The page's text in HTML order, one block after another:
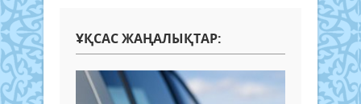
ҰҚСАС ЖАҢАЛЫҚТАР: